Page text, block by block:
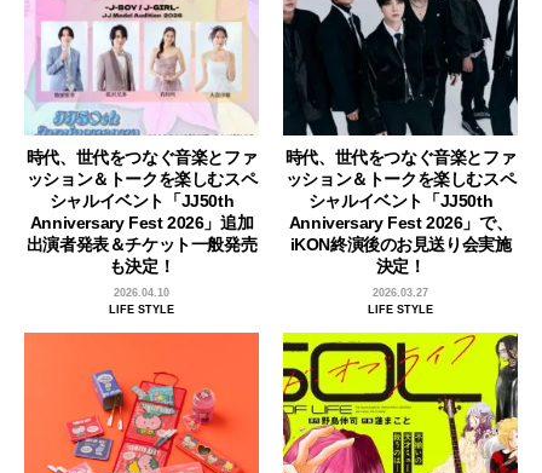
時代、世代をつなぐ音楽とファ
ッション＆トークを楽しむスペ
シャルイベント「JJ50th
Anniversary Fest 2026」追加
出演者発表＆チケット一般発売
も決定！
2026.04.10
LIFE STYLE
時代、世代をつなぐ音楽とファ
ッション＆トークを楽しむスペ
シャルイベント「JJ50th
Anniversary Fest 2026」で、
iKON終演後のお見送り会実施
決定！
2026.03.27
LIFE STYLE